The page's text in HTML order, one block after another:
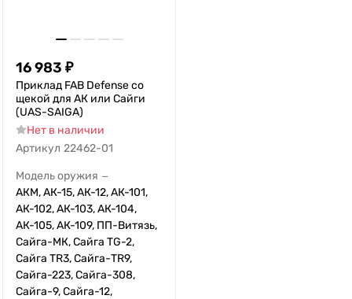
16 983 ₽
Приклад FAB Defense со
щекой для АК или Сайги
(UAS-SAIGA)
Нет в наличии
Артикул 22462-01
Модель оружия —
АКМ, АК-15, АК-12, АК-101,
АК-102, АК-103, АК-104,
АК-105, АК-109, ПП-Витязь,
Сайга-МК, Сайга TG-2,
Сайга TR3, Сайга-TR9,
Сайга-223, Сайга-308,
Сайга-9, Сайга-12,